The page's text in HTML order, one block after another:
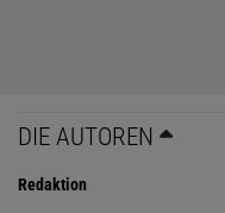
DIE AUTOREN
Redaktion